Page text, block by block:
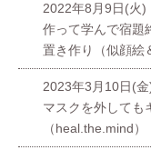
2022年8月9日(火)
作って学んで宿題
置き作り（似顔絵
2023年3月10日(金
マスクを外しても
（heal.the.mind）